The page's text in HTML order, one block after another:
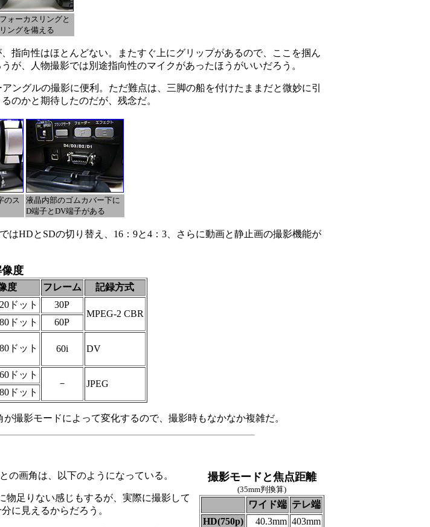
ォーカスリングと
ングを備える
向性はほとんどない。またすぐ上にグリップがあるので、ここを掴ん
が、人物撮影では別途指向性のマイクがあったほうがいいだろう。
グルの撮影に便利。ただ難点は、三脚の船を付けたままだと微妙に引
のかと期待したのだが、残念だ。
のス
液晶内部のゴムカバー下に
D端子とDV端子がある
HDとSDの切り替え、16：9と4：3、さらに動画と静止画の撮影機能が
度
度 フレーム 記録方式
ドット
30P
MPEG-2 CBR
ドット
60P
ドット
60i
DV
ドット
－
JPEG
ドット
撮影モードによって変化するので、撮影時もなかなか複雑だ。
撮影モードと焦点距離
(35mm判換算)
ワイド端 テレ端
HD(750p)
40.3mm 403mm
画角は、以下のようになっている。
足りない感じもするが、実際に撮影して
に見えるからだろう。